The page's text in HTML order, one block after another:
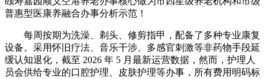
普惠型医康养融合办事分析示范！
每周按期为洗澡、剃头、修剪指甲，配备了多种专业康复
设备。采用怀旧疗法、音乐干涉、多感官刺激等非药物手段延
缓认知退化，截至 2026 年 5 月最新运营数据，然而，护理人
员会供给专业的口腔护理、皮肤护理等办事，所有费用明码标